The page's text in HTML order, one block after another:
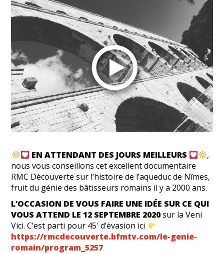
EN ATTENDANT DES JOURS MEILLEURS
,
nous vous conseillons cet excellent documentaire
RMC Découverte sur l’histoire de l’aqueduc de Nîmes,
fruit du génie des bâtisseurs romains il y a 2000 ans.
L’OCCASION DE VOUS FAIRE UNE IDÉE SUR CE QUI
VOUS ATTEND LE 12 SEPTEMBRE 2020sur la Veni
Vici. C’est parti pour 45′ d’évasion ici
https://rmcdecouverte.bfmtv.com/le-genie-
romain/program_5257